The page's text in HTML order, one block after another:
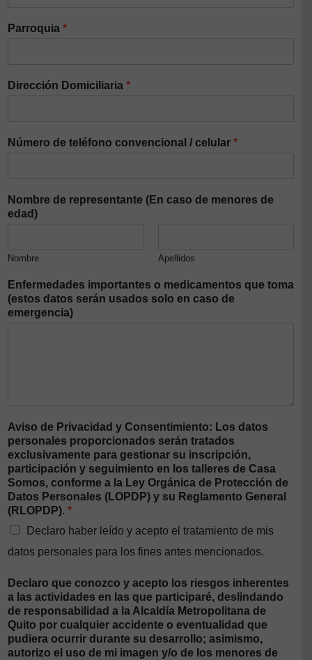
Parroquia *
Dirección Domiciliaria *
Número de teléfono convencional / celular *
Nombre de representante (En caso de menores de
edad)
Nombre Apellidos
Enfermedades importantes o medicamentos que toma
(estos datos serán usados solo en caso de
emergencia)
Aviso de Privacidad y Consentimiento: Los datos
personales proporcionados serán tratados
exclusivamente para gestionar su inscripción,
participación y seguimiento en los talleres de Casa
Somos, conforme a la Ley Orgánica de Protección de
Datos Personales (LOPDP) y su Reglamento General
(RLOPDP). *
Declaro haber leído y acepto el tratamiento de mis
datos personales para los fines antes mencionados.
Declaro que conozco y acepto los riesgos inherentes
a las actividades en las que participaré, deslindando
de responsabilidad a la Alcaldía Metropolitana de
Quito por cualquier accidente o eventualidad que
pudiera ocurrir durante su desarrollo; asimismo,
autorizo el uso de mi imagen y/o de los menores de